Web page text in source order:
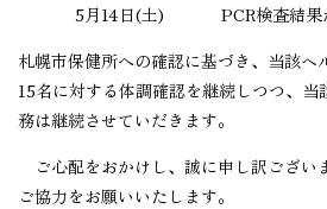
5月14日(土) PCR検査結果が陽
札幌市保健所への確認に基づき、当該ヘ
15名に対する体調確認を継続しつつ、当
務は継続させていだきます。
ご心配をおかけし、誠に申し訳ござい
ご協力をお願いいたします。